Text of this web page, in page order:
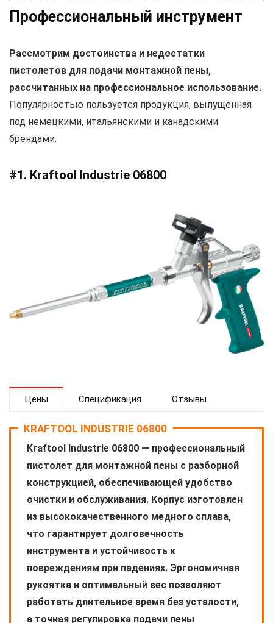
Профессиональный инструмент
Рассмотрим достоинства и недостатки
пистолетов для подачи монтажной пены,
рассчитанных на профессиональное использование.
Популярностью пользуется продукция, выпущенная
под немецкими, итальянскими и канадскими
брендами.
#1. Kraftool Industrie 06800
Цены Спецификация Отзывы
KRAFTOOL INDUSTRIE 06800
Kraftool Industrie 06800 — профессиональный
пистолет для монтажной пены с разборной
конструкцией, обеспечивающей удобство
очистки и обслуживания. Корпус изготовлен
из высококачественного медного сплава,
что гарантирует долговечность
инструмента и устойчивость к
повреждениям при падениях. Эргономичная
рукоятка и оптимальный вес позволяют
работать длительное время без усталости,
а точная регулировка подачи пены